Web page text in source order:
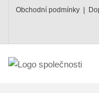
Obchodní podmínky